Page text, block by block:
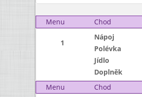
Menu
Chod
1
Nápoj
Polévka
Jídlo
Doplněk
Menu
Chod